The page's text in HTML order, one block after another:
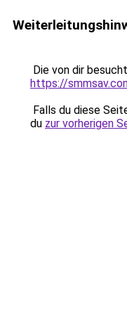
Die von dir
https://
Falls du diese
du zur vorherigen